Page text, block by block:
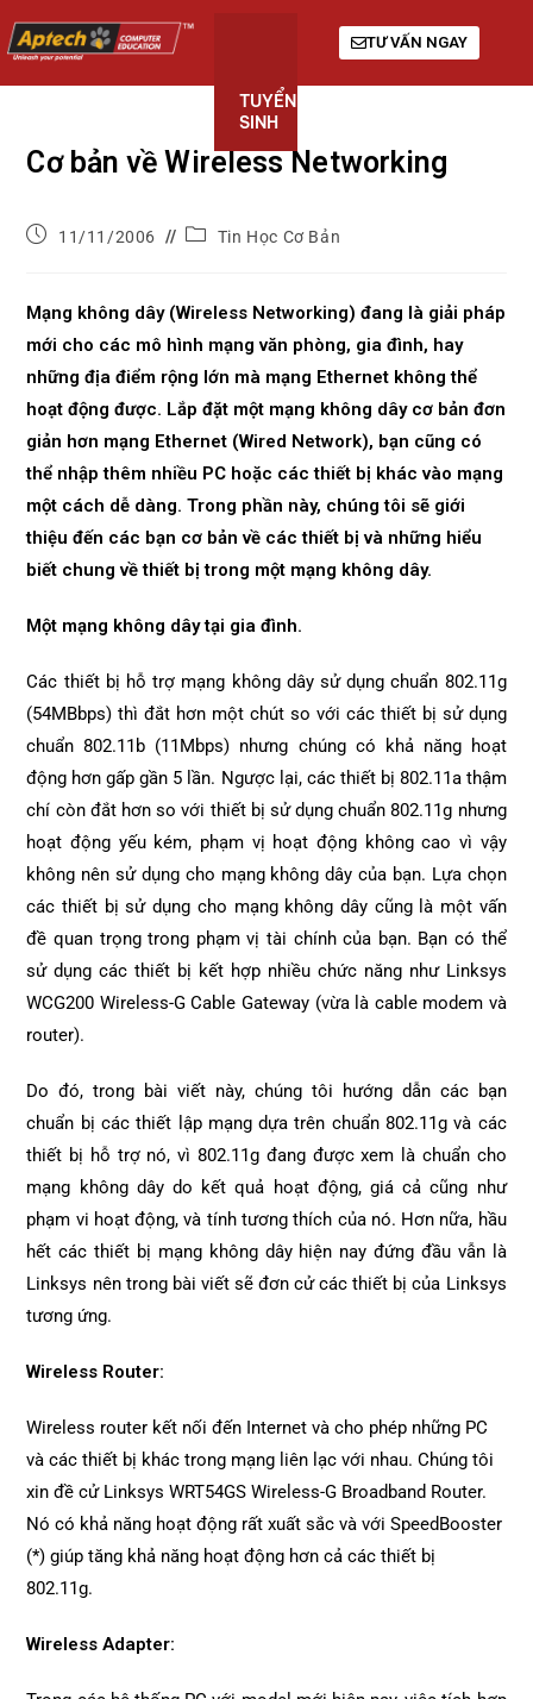
TUYỂN
SINH
TƯ VẤN NGAY
Cơ bản về Wireless Networking
11/11/2006 Tin Học Cơ Bản
Mạng không dây (Wireless Networking) đang là giải pháp
mới cho các mô hình mạng văn phòng, gia đình, hay
những địa điểm rộng lớn mà mạng Ethernet không thể
hoạt động được. Lắp đặt một mạng không dây cơ bản đơn
giản hơn mạng Ethernet (Wired Network), bạn cũng có
thể nhập thêm nhiều PC hoặc các thiết bị khác vào mạng
một cách dễ dàng. Trong phần này, chúng tôi sẽ giới
thiệu đến các bạn cơ bản về các thiết bị và những hiểu
biết chung về thiết bị trong một mạng không dây.
Một mạng không dây tại gia đình.
Các thiết bị hỗ trợ mạng không dây sử dụng chuẩn 802.11g
(54MBbps) thì đắt hơn một chút so với các thiết bị sử dụng
chuẩn 802.11b (11Mbps) nhưng chúng có khả năng hoạt
động hơn gấp gần 5 lần. Ngược lại, các thiết bị 802.11a thậm
chí còn đắt hơn so với thiết bị sử dụng chuẩn 802.11g nhưng
hoạt động yếu kém, phạm vị hoạt động không cao vì vậy
không nên sử dụng cho mạng không dây của bạn. Lựa chọn
các thiết bị sử dụng cho mạng không dây cũng là một vấn
đề quan trọng trong phạm vị tài chính của bạn. Bạn có thể
sử dụng các thiết bị kết hợp nhiều chức năng như Linksys
WCG200 Wireless-G Cable Gateway (vừa là cable modem và
router).
Do đó, trong bài viết này, chúng tôi hướng dẫn các bạn
chuẩn bị các thiết lập mạng dựa trên chuẩn 802.11g và các
thiết bị hỗ trợ nó, vì 802.11g đang được xem là chuẩn cho
mạng không dây do kết quả hoạt động, giá cả cũng như
phạm vi hoạt động, và tính tương thích của nó. Hơn nữa, hầu
hết các thiết bị mạng không dây hiện nay đứng đầu vẫn là
Linksys nên trong bài viết sẽ đơn cử các thiết bị của Linksys
tương ứng.
Wireless Router:
Wireless router kết nối đến Internet và cho phép những PC
và các thiết bị khác trong mạng liên lạc với nhau. Chúng tôi
xin đề cử Linksys WRT54GS Wireless-G Broadband Router.
Nó có khả năng hoạt động rất xuất sắc và với SpeedBooster
(*) giúp tăng khả năng hoạt động hơn cả các thiết bị
802.11g.
Wireless Adapter: